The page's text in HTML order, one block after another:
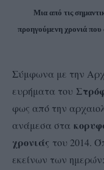
Μια από τις
προηγούμενη χρονιά
Σύμφωνα με την
ευρήματα του
φως από την
ανάμεσα στα
χρονιάς του 2014.
εκείνων των